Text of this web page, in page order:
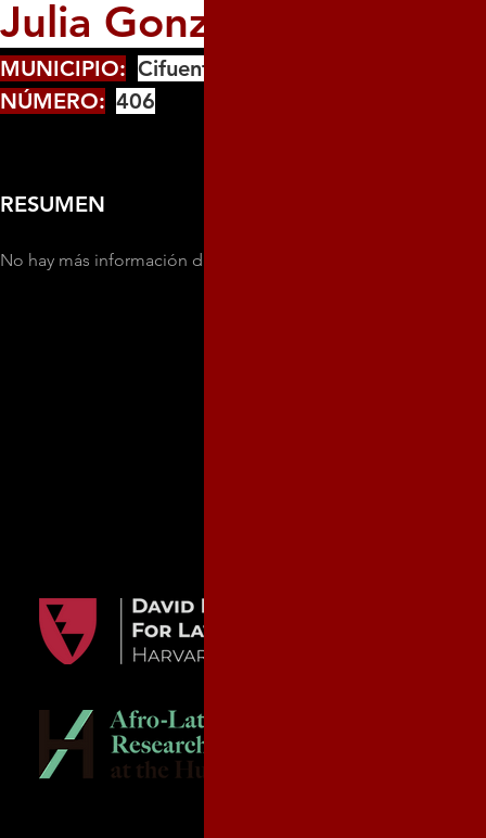
Julia González
MUNICIPIO: Cifuentes
NÚMERO: 406
RESUMEN
No hay más información disponible sobre esta persona.